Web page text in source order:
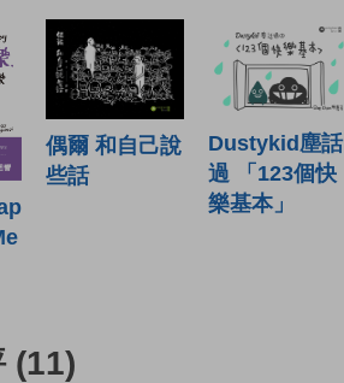
偶爾 和自己說
些話
Dustykid塵話
過 「123個快
樂基本」
(11)